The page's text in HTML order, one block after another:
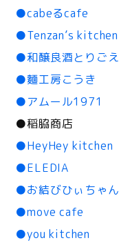
●cabeるcafe
●Tenzan’s kitchen
●和醸良酒とりごえ
●麵工房こうき
●アムール1971
●稲脇商店
●HeyHey kitchen
●ELEDIA
●お結びひぃちゃん
●move cafe
●you kitchen